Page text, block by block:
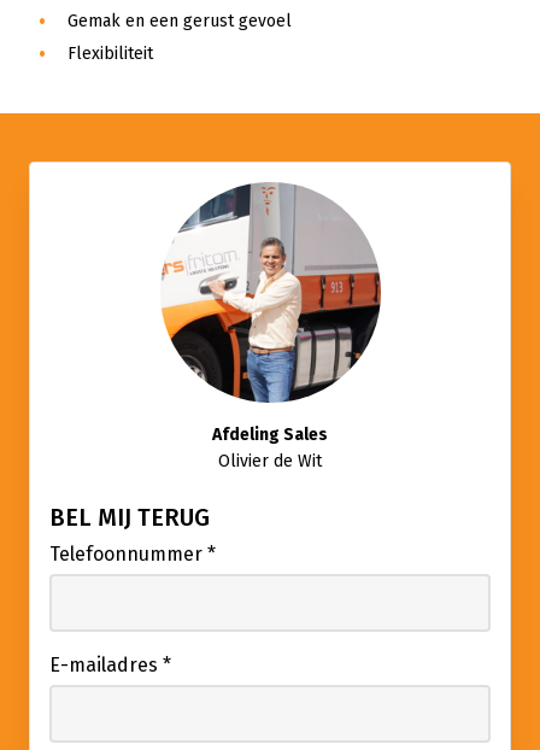
Gemak en een gerust gevoel
Flexibiliteit
Afdeling Sales
Olivier de Wit
BEL MIJ TERUG
Telefoonnummer *
E-mailadres *